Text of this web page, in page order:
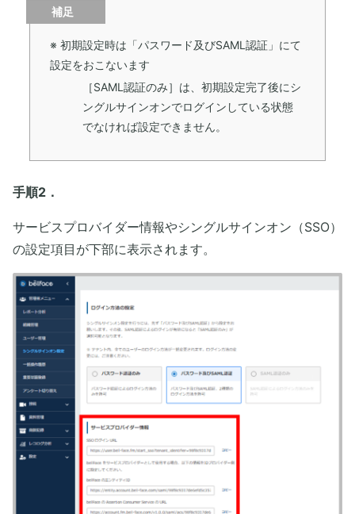
補足
※ 初期設定時は「パスワード及びSAML認証」にて
設定をおこないます
［SAML認証のみ］は、初期設定完了後にシ
ングルサインオンでログインしている状態
でなければ設定できません。
手順2．
サービスプロバイダー情報やシングルサインオン（SSO）
の設定項目が下部に表示されます。